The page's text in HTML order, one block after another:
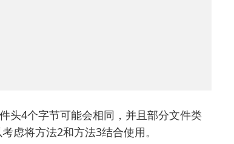
头4个字节可能会相同，并且部分文件类
虑将方法2和方法3结合使用。